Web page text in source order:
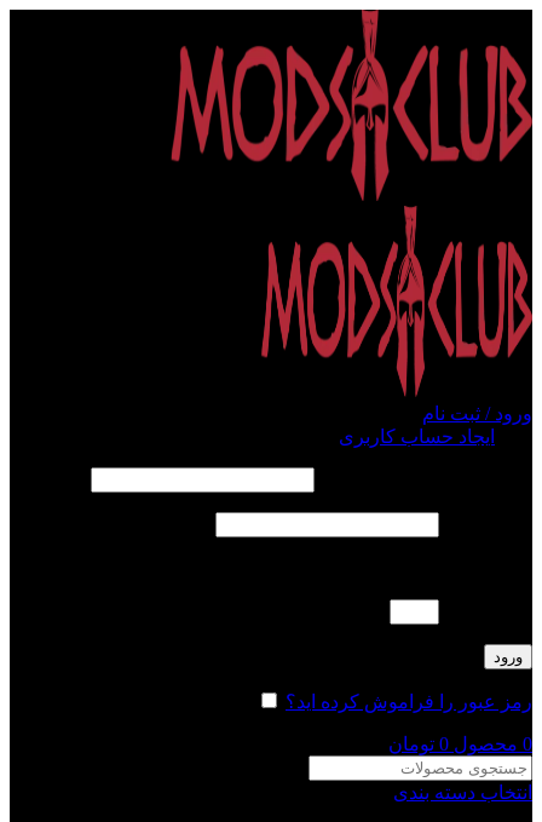
ورود / ثبت نام
ایجاد حساب کاربری
ورود
رمز عبور را فراموش کرده اید؟
0 محصول 0 تومان
انتخاب دسته بندی